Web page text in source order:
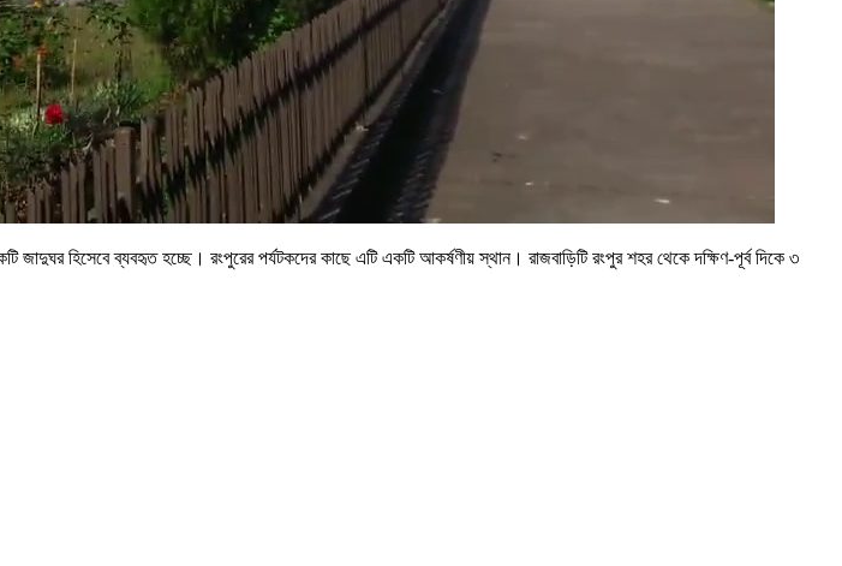
জাদুঘর হিসেবে ব্যবহৃত হচ্ছে। রংপুরের পর্যটকদের কাছে এটি একটি আকর্ষণীয় স্থান। রাজবাড়িটি রংপুর শহর থেকে দক্ষিণ-পূর্ব দিকে ৩